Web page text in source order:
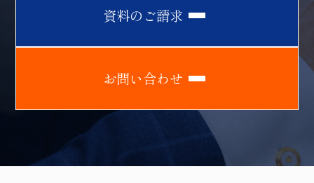
資料の ご請求
お問い合わせ